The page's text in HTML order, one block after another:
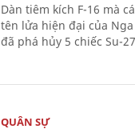
Dàn tiêm kích F-16 mà
tên lửa hiện đại của
đã phá hủy 5 chiếc Su-
QUÂN SỰ